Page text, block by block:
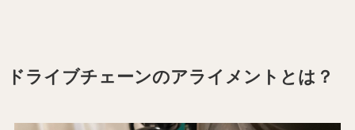
ドライブチェーンのアライメントとは？